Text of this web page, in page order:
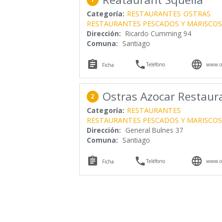
Categoría: RESTAURANTES OSTRAS
RESTAURANTES PESCADOS Y MARISCOS
Dirección: Ricardo Cumming 94
Comuna: Santiago
 Ficha Teléfono 
2 Ostras Azocar
Categoría: RESTAURANTES
RESTAURANTES PESCADOS Y MARISCOS
Dirección: General Bulnes 37
Comuna: Santiago
 Ficha Teléfono 